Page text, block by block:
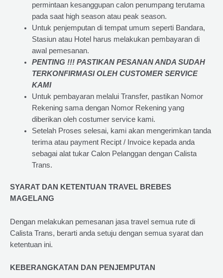
permintaan kesanggupan calon penumpang terutama
pada saat high season atau peak season.
Untuk penjemputan di tempat umum seperti Bandara,
Stasiun atau Hotel harus melakukan pembayaran di
awal pemesanan.
PENTING !!! PASTIKAN PESANAN ANDA SUDAH
TERKONFIRMASI OLEH CUSTOMER SERVICE
KAMI
Untuk pembayaran melalui Transfer, pastikan Nomor
Rekening sama dengan Nomor Rekening yang
diberikan oleh costumer service kami.
Setelah Proses selesai, kami akan mengerimkan tanda
terima atau payment Recipt / Invoice kepada anda
sebagai alat tukar Calon Pelanggan dengan Calista
Trans.
SYARAT DAN KETENTUAN TRAVEL BREBES
MAGELANG
Dengan melakukan pemesanan jasa travel semua rute di
Calista Trans, berarti anda setuju dengan semua syarat dan
ketentuan ini.
KEBERANGKATAN DAN PENJEMPUTAN